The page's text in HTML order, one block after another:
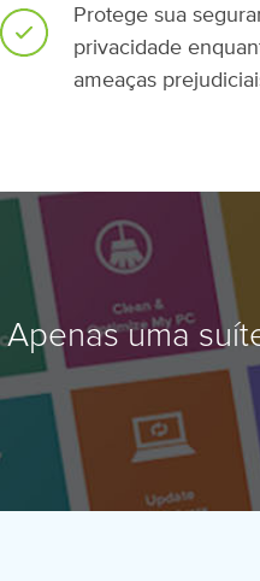
Protege sua
privacidade
ameaças
Apenas uma